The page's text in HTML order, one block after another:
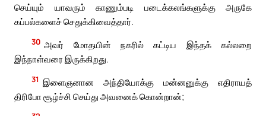
செய்யும் யாவரும் காணும்படி படைக்கலங்களுக்கு அருகே
கப்பல்களைச் செதுக்கிவைத்தார்.
30 அவர் மோதயின் நகரில் கட்டிய இந்தக் கல்லறை
இந்நாள்வரை இருக்கிறது.
31 இளைஞனான அந்தியோக்கு மன்னனுக்கு எதிராயத்
திரிபோ சூழ்ச்சி செய்து அவனைக் கொன்றான்;